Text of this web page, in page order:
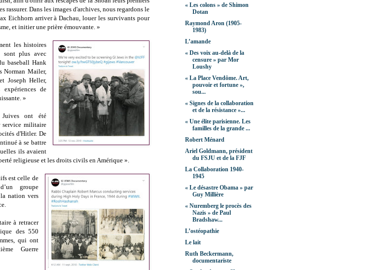
rassurer. Dans les images d'archives, nous regardons le
Eichhorn arriver à Dachau, louer les survivants pour
et initier une prière émouvante. »
les histoires
sont plus avec
baseball Hank
Norman Mailer,
Joseph Heller,
de
»
ont été
service militaire
d'Hitler. De
à se battre
ils avaient
religieuse et les droits civils en Amérique ».
est celle de
groupe
nation vers
à retracer
des 550
qui ont
Guerre
« Les colons » de Shimon
Dotan
Raymond Aron (1905-
1983)
L’amande
« Des voix au-delà de la
censure » par Mor
Loushy
« La Place Vendôme. Art,
pouvoir et fortune »,
sou...
« Signes de la collaboration
et de la résistance »...
« Une élite parisienne. Les
familles de la grande ...
Robert Ménard
Ariel Goldmann, président
du FSJU et de la FJF
La Collaboration 1940-
1945
« Le désastre Obama » par
Guy Millière
« Nuremberg le procès des
Nazis » de Paul
Bradshaw...
L’ostéopathie
Le lait
Ruth Beckermann,
documentariste